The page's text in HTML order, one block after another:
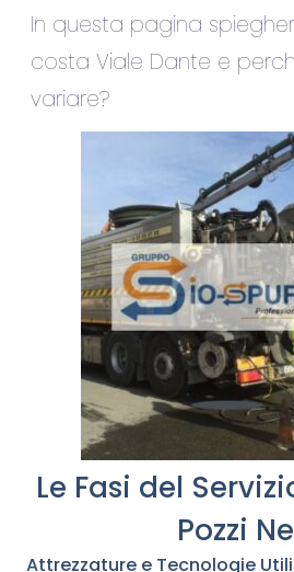
In questa pagina
costa Viale Dante e
variare?
Le Fasi del
Pozzi
Attrezzature e Tecnologie